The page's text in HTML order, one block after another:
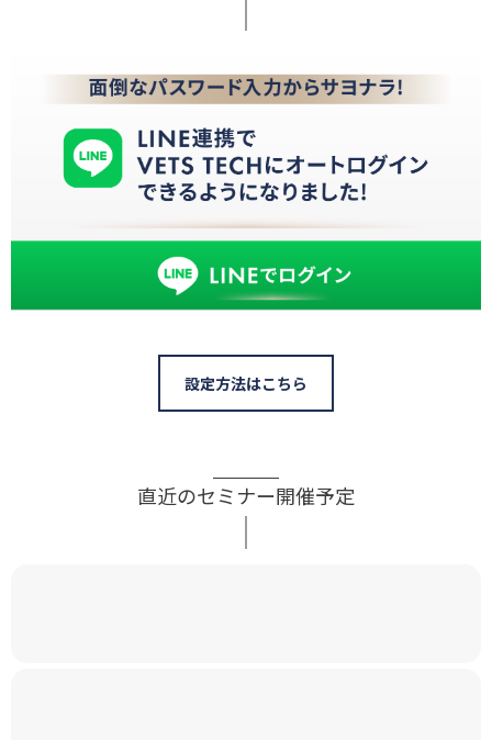
設定方法はこちら
直近のセミナー開催予定